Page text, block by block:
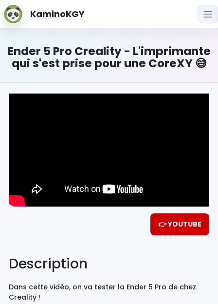
KaminoKGY
Ender 5 Pro Creality - L'imprimante
qui s'est prise pour une CoreXY 😅
👉 YOUTUBE
Description
Dans cette vidéo, on va tester la Ender 5 Pro de chez
Creality !